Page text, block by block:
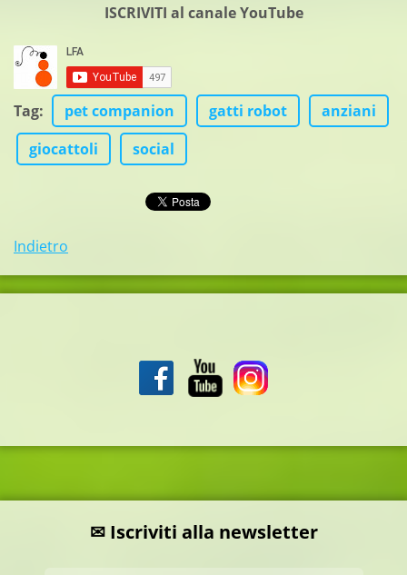
ISCRIVITI al canale YouTube
Tag: pet companion gatti robot
anziani
giocattoli
social
Indietro
✉ Iscriviti alla newsletter